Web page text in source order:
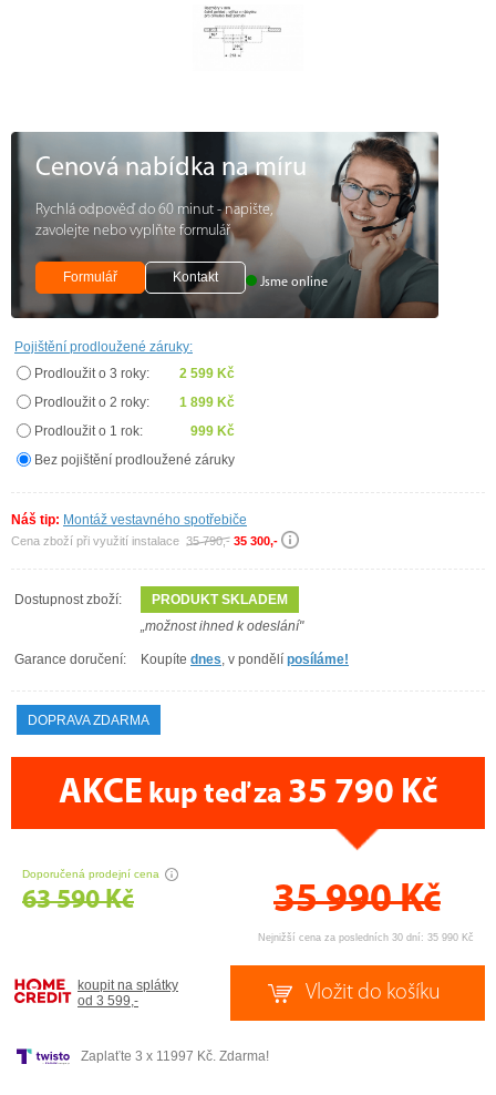
Cenová nabídka na míru
Rychlá odpověď do 60 minut - napište,
zavolejte nebo vyplňte formulář
Formulář Kontakt Jsme online
Pojištění prodloužené záruky:
Prodloužit o 3 roky:
2 599 Kč
Prodloužit o 2 roky:
1 899 Kč
Prodloužit o 1 rok:
999 Kč
Bez pojištění prodloužené záruky
Náš tip: Montáž vestavného spotřebiče
Cena zboží při využití instalace 35 790,- 35 300,-
Dostupnost zboží:
PRODUKT SKLADEM
„možnost ihned k odeslání"
Garance doručení: Koupíte dnes, v pondělí posíláme!
DOPRAVA ZDARMA
AKCE kup teď za 35 790 Kč
Doporučená prodejní cena
63 590 Kč 35 990Kč
Nejnižší cena za posledních 30 dní: 35 990 Kč
koupit na splátky
od 3 599,-
Zaplaťte 3 x 11997 Kč. Zdarma!